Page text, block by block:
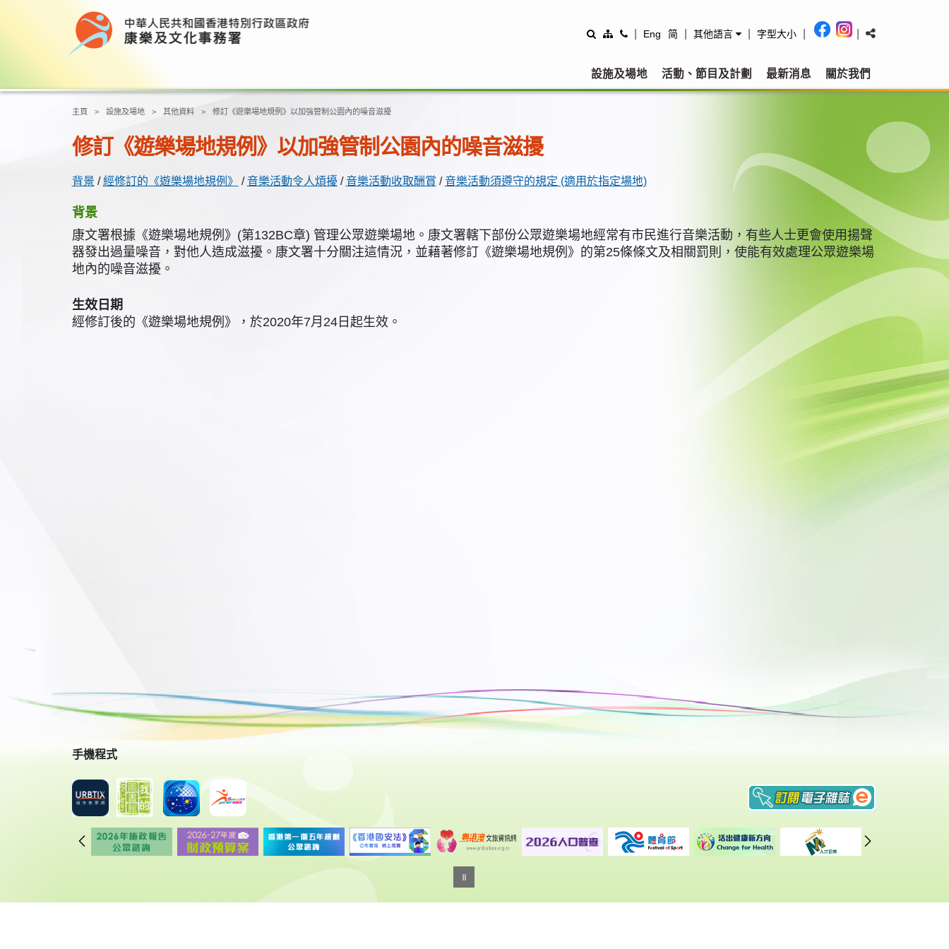
Eng 简 其他語言 字型大小
設施及場地 活動、節目及計劃 最新消息 關於我們
主頁 設施及場地 其他資料 修訂《遊樂場地規例》以加強管制公園內的噪音滋擾
修訂《遊樂場地規例》以加強管制公園內的噪音滋擾
背景 /經修訂的《遊樂場地規例》 /音樂活動令人煩擾/音樂活動收取酬賞 /音樂活動須遵守的規定 (適用於指定場地)
背景
康文署根據《遊樂場地規例》(第132BC章) 管理公眾遊樂場地。康文署轄下部份公眾遊樂場地經常有市民進行音樂活動，有些人士更會使用揚聲
器發出過量噪音，對他人造成滋擾。康文署十分關注這情況，並藉著修訂《遊樂場地規例》的第25條條文及相關罰則，使能有效處理公眾遊樂場
地內的噪音滋擾。
生效日期
經修訂後的《遊樂場地規例》，於2020年7月24日起生效。
手機程式